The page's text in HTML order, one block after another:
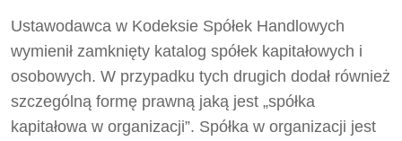
Ustawodawca w Kodeksie Spółek Handlowych
wymienił zamknięty katalog spółek kapitałowych i
osobowych. W przypadku tych drugich dodał również
szczególną formę prawną jaką jest „spółka
kapitałowa w organizacji”. Spółka w organizacji jest